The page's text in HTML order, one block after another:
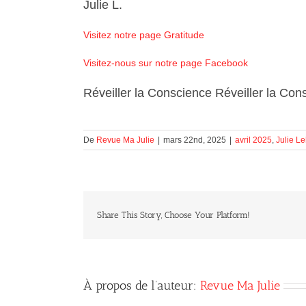
Julie L.
Visitez notre page Gratitude
Visitez-nous sur notre page Facebook
Réveiller la Conscience Réveiller la
De Revue Ma Julie | mars 22nd, 2025 | avril 2025 Julie
Share This Story, Choose Your Platform!
À propos de l’auteur: Revue Ma Julie